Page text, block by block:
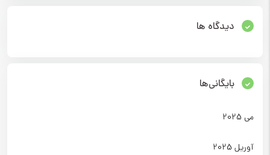
دیدگاه ها
بایگانی‌ها
می 2025
آوریل 2025